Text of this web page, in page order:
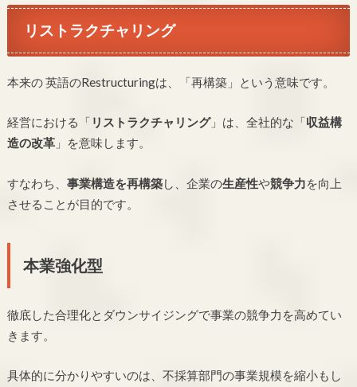
リストラクチャリング
本来の 英語のRestructuringは、「再構築」という意味です。
経営における「 リストラクチャリング」は、全社的な「収益構
造の改革」を意味します。
すなわち、 事業構造を再構築し、企業の生産性や競争力を向上
させることが目的です。
本業強化型
徹底した合理化とダウンサイジングで事業の競争力を高めてい
きます。
具体的に分かりやすいのは、不採算部門の事業規模を縮小もし